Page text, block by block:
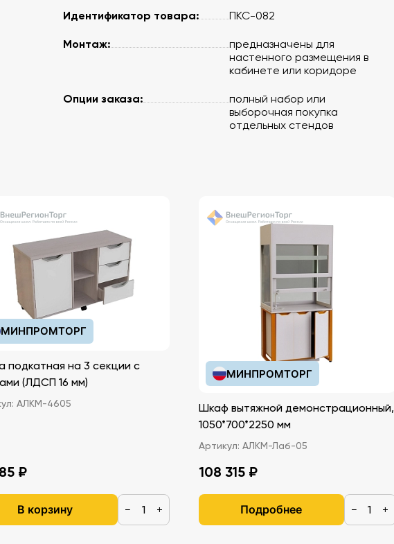
Идентификатор товара: ПКС-082
Монтаж:
предназначены для
настенного размещения в
кабинете или коридоре
Опции заказа:
полный набор или
выборочная покупка
отдельных стендов
МИНПРОМТОРГ
подкатная на 3 секции с
ящиками (ЛДСП 16 мм)
АЛКМ-4605
₽
В корзину − +
МИНПРОМТОРГ
Шкаф вытяжной демонстрационный,
1050*700*2250 мм
Артикул: АЛКМ-Лаб-05
108 315 ₽
Подробнее − +